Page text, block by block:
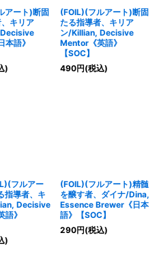
アート)断固
キリア
語》
)
(FOIL)(フルアート)断固
たる指導者、キリア
ン/Killian, Decisive
Mentor《英語》
【SOC】
490円(税込)
フルアー
指導者、キ
Decisive
》
)
(FOIL)(フルアート)精髄
を醸す者、ダイナ/Dina,
Essence Brewer《日本
語》【SOC】
290円(税込)